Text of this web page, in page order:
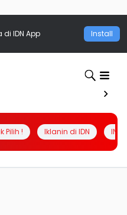
IDN App Install
Pilih ! Iklanin di IDN